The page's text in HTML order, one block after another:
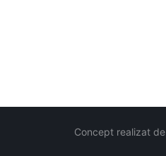
Concept realizat de